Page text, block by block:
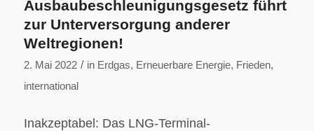
Ausbaubeschleunigungsgesetz führt
zur Unterversorgung anderer
Weltregionen!
2. Mai 2022 / in Erdgas, Erneuerbare Energie, Frieden,
international
Inakzeptabel: Das LNG-Terminal-